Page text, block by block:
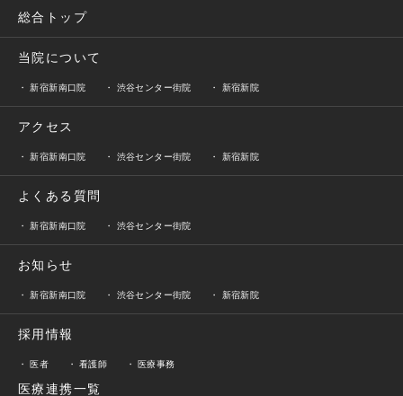
総合トップ
当院について
新宿新南口院 渋谷センター街院 新宿新院
アクセス
新宿新南口院 渋谷センター街院 新宿新院
よくある質問
新宿新南口院 渋谷センター街院
お知らせ
新宿新南口院 渋谷センター街院 新宿新院
採用情報
医者 看護師 医療事務
医療連携一覧